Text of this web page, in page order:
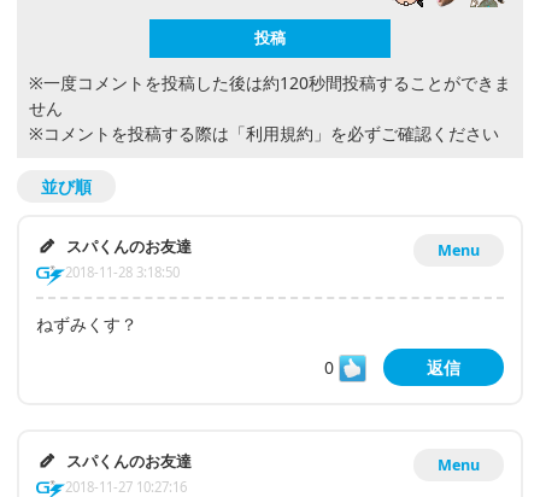
※一度コメントを投稿した後は約120秒間投稿することができま
せん
※コメントを投稿する際は 「利用規約」 を必ずご確認ください
並び順
Menu
スパくんのお友達
2018-11-28 3:18:50
ねずみくす？
0
返信
Menu
スパくんのお友達
2018-11-27 10:27:16